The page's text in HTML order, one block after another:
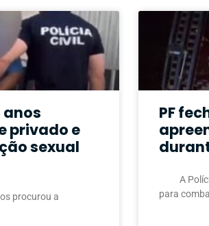
anos
privado e
sexual
procurou a
PF
A Polícia
para